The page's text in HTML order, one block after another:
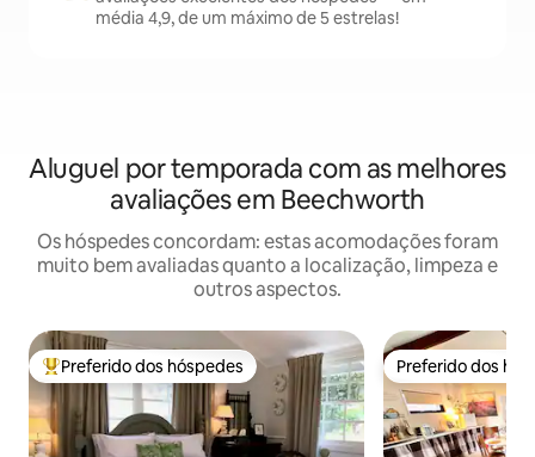
média 4,9, de um máximo de 5 estrelas!
Aluguel por temporada com as melhores
avaliações em Beechworth
Os hóspedes concordam: estas acomodações foram
muito bem avaliadas quanto a localização, limpeza e
outros aspectos.
Entre os melhores preferidos dos hóspedes
Preferido dos hóspedes Preferido dos
Preferido dos